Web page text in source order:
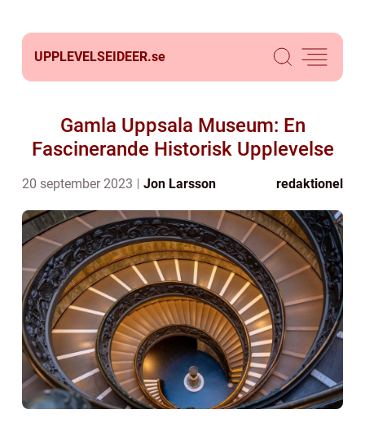
UPPLEVELSEIDEER.se
Gamla Uppsala Museum: En
Fascinerande Historisk Upplevelse
20 september 2023 Jon Larsson redaktionel